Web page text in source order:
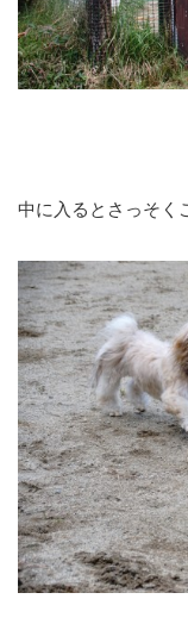
中に入るとさっそく